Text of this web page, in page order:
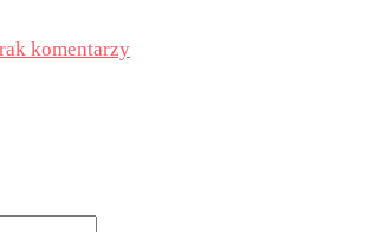
komentarzy